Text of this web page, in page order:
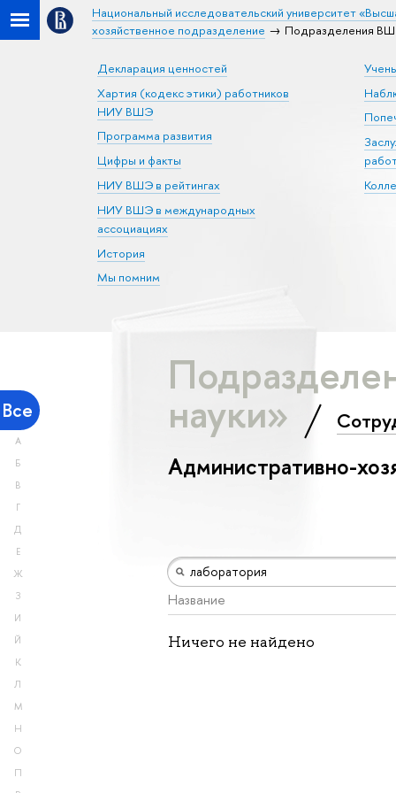
Национальный исследовательский университет
хозяйственное подразделение
Подразделения
Декларация ценностей
Хартия (кодекс этики) работников
НИУ ВШЭ
Программа развития
Цифры и факты
НИУ ВШЭ в рейтингах
НИУ ВШЭ в международных
ассоциациях
История
Мы помним
Все
А
Б
В
Г
Д
Е
Ж
З
И
Й
К
Л
М
Н
О
П
науки»
Административно-
Название
Ничего не найдено